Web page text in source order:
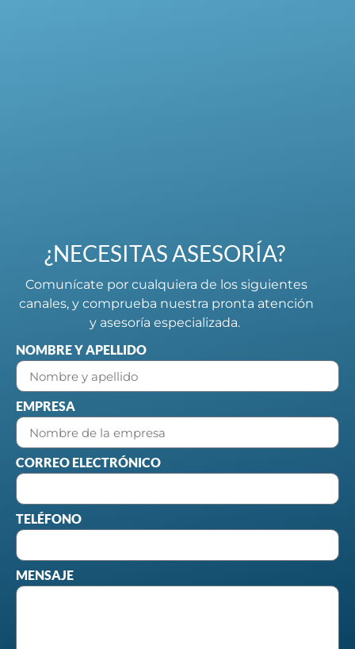
¿NECESITAS ASESORÍA?
Comunícate por cualquiera de los siguientes
canales, y comprueba nuestra pronta atención
y asesoría especializada.
NOMBRE Y APELLIDO
EMPRESA
CORREO ELECTRÓNICO
TELÉFONO
MENSAJE